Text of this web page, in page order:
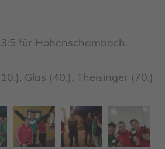
für Hohenschambach.
Glas (40.), Theisinger (70.)